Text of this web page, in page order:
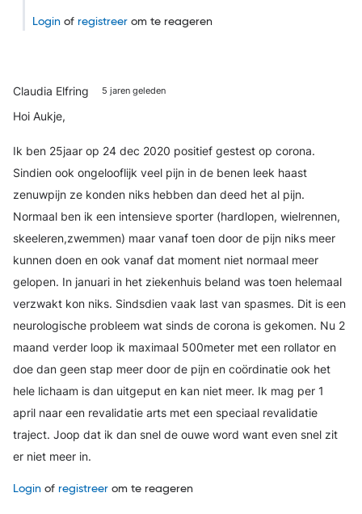
Login of registreer om te reageren
Claudia Elfring 5 jaren geleden
Hoi Aukje,
Ik ben 25jaar op 24 dec 2020 positief gestest op corona.
Sindien ook ongelooflijk veel pijn in de benen leek haast
zenuwpijn ze konden niks hebben dan deed het al pijn.
Normaal ben ik een intensieve sporter (hardlopen, wielrennen,
skeeleren,zwemmen) maar vanaf toen door de pijn niks meer
kunnen doen en ook vanaf dat moment niet normaal meer
gelopen. In januari in het ziekenhuis beland was toen helemaal
verzwakt kon niks. Sindsdien vaak last van spasmes. Dit is een
neurologische probleem wat sinds de corona is gekomen. Nu 2
maand verder loop ik maximaal 500meter met een rollator en
doe dan geen stap meer door de pijn en coördinatie ook het
hele lichaam is dan uitgeput en kan niet meer. Ik mag per 1
april naar een revalidatie arts met een speciaal revalidatie
traject. Joop dat ik dan snel de ouwe word want even snel zit
er niet meer in.
Login of registreer om te reageren